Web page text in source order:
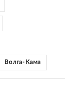
Волга-Кама